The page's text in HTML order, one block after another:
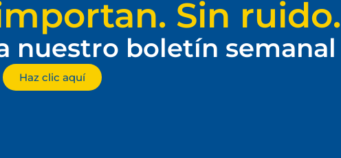
Sin ruido.
nuestro boletín semanal
Haz clic aquí